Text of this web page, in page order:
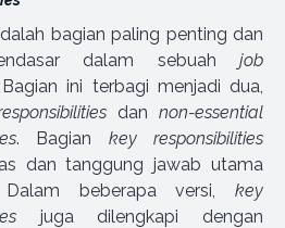
bagian paling penting dan
dalam sebuah job
ini terbagi menjadi dua,
dan non-essential
. Bagian key responsibilities
dan tanggung jawab utama
Dalam beberapa versi, key
juga dilengkapi dengan